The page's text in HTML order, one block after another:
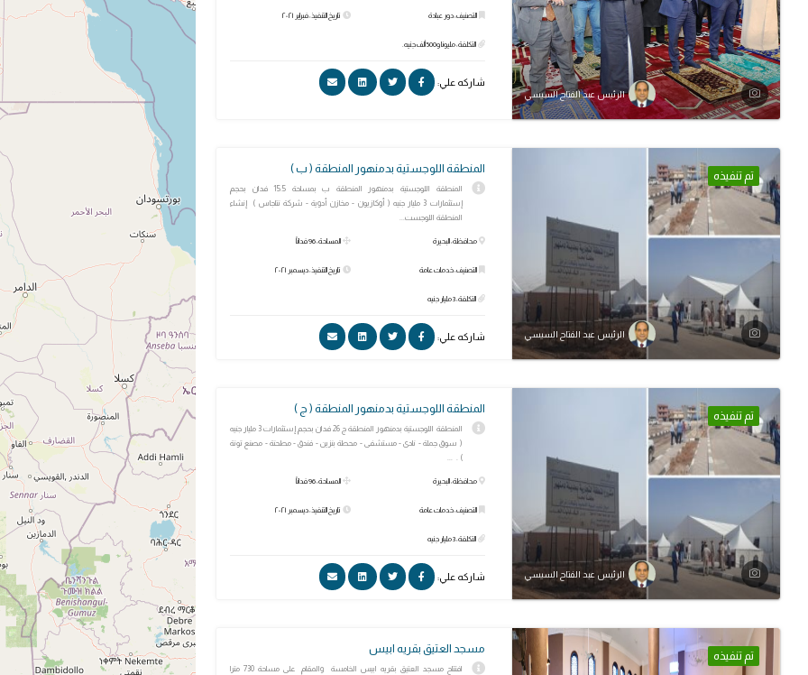
الرئيس عبد الفتاح السيسي
التصنيف: دور عبادة
التكلفة: مليونا و500 ألف جنيه.
تاريخ التنفيذ: فبراير ٢٠٢١
شاركه علي:
تم تنفيذه
الرئيس عبد الفتاح السيسي
المنطقة اللوجستية بدمنهور المنطقة ( ب )
المنطقة اللوجستية بدمنهور المنطقة ب بمساحة 15.5 فدان بحجم
إستثمارات 3 مليار جنيه ( أوكازيون - مخازن أدوية - شركة نتاجاس ) إنشاء
المنطقة اللوجست...
محافظة: البحيرة
التصنيف: خدمات عامة
التكلفة: 3 مليار جنيه
المساحة: 96 فداناً
تاريخ التنفيذ: ديسمبر ٢٠٢١
شاركه علي:
تم تنفيذه
الرئيس عبد الفتاح السيسي
المنطقة اللوجستية بدمنهور المنطقة ( ج )
المنطقة اللوجستية بدمنهور المنطقة ج 26 فدان بحجم إستثمارات 3 مليار جنيه
( سوق جملة - نادى - مستشفى - محطة بنزين - فندق - مطحنة - مصنع تونة
) . ...
محافظة: البحيرة
التصنيف: خدمات عامة
التكلفة: 3 مليار جنيه
المساحة: 96 فداناً
تاريخ التنفيذ: ديسمبر ٢٠٢١
شاركه علي:
تم تنفيذه
مسجد العتيق بقريه ابيس
افتتاح مسجد العتيق بقريه ابيس الخامسة والمقام على مساحة 730 مترا